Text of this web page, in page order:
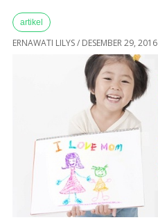
artikel
ERNAWATI LILYS/ DESEMBER 29, 2016